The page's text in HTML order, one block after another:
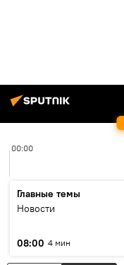
00:00
Главные темы
Новости
08:00 4 мин